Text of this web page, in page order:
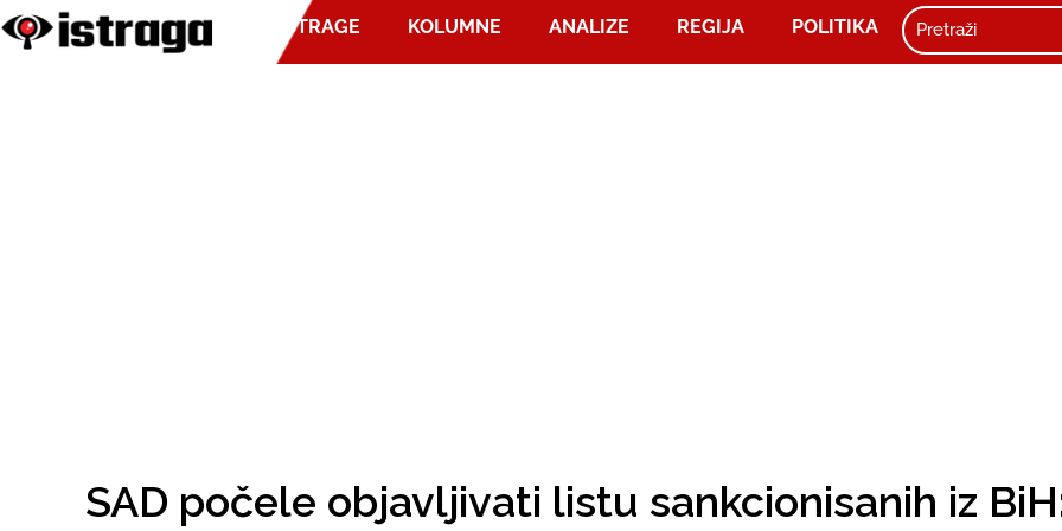
ISTRAGE KOLUMNE ANALIZE REGIJA POLITIKA
SAD počele objavljivati listu sankcionisanih iz